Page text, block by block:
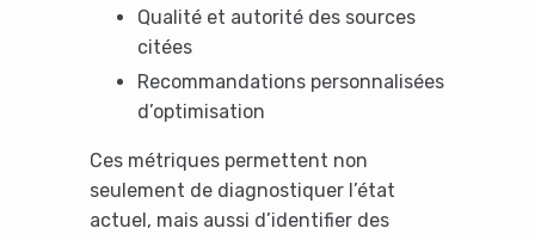
Qualité et autorité des sources
citées
Recommandations personnalisées
d’optimisation
Ces métriques permettent non
seulement de diagnostiquer l’état
actuel, mais aussi d’identifier des